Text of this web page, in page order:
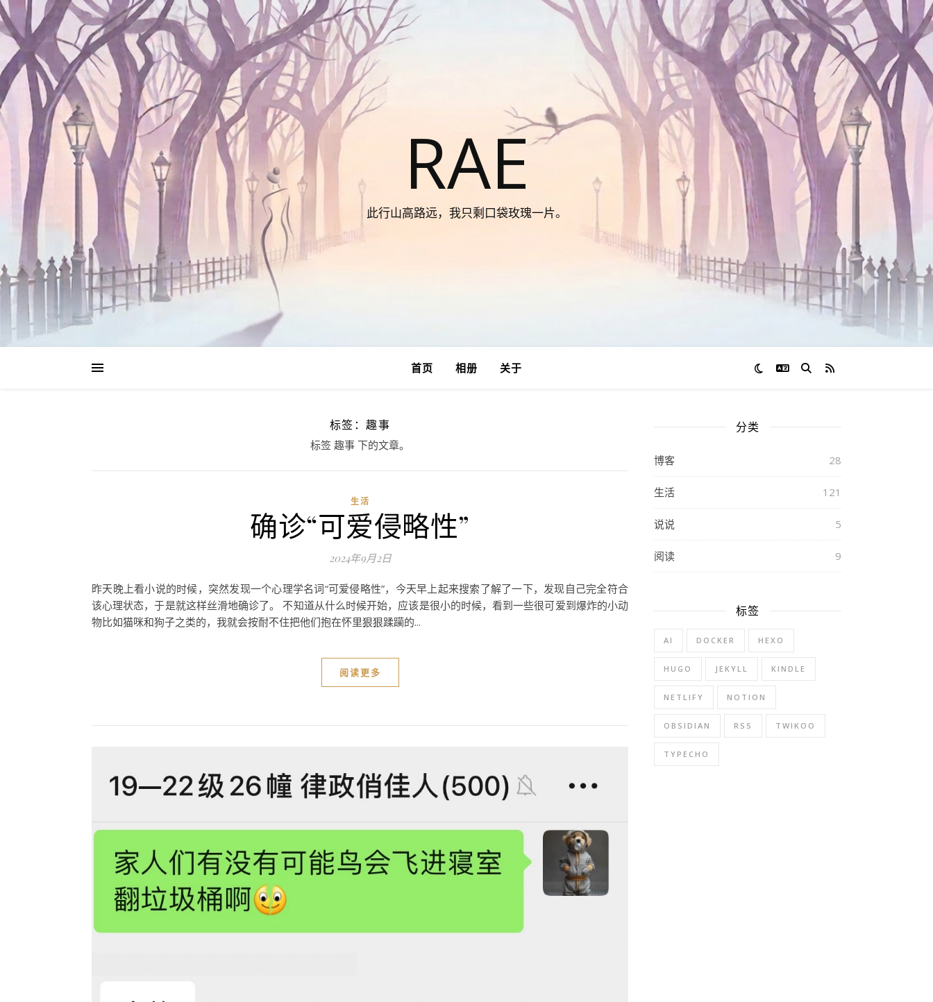
RAE
此行山高路远，我只剩口袋玫瑰一片。
切换语言RSS 订阅
首页 相册 关于
标签：趣事
标签 趣事 下的文章。
生活
确诊“可爱侵略性”
2024年9月2日
昨天晚上看小说的时候，突然发现一个心理学名词“可爱侵略性”，今天早上起来搜索了解了一下，发现自己完全符合
该心理状态，于是就这样丝滑地确诊了。 不知道从什么时候开始，应该是很小的时候，看到一些很可爱到爆炸的小动
物比如猫咪和狗子之类的，我就会按耐不住把他们抱在怀里狠狠蹂躏的...
阅读更多
分类
博客 28
生活 121
说说 5
阅读 9
标签
AI DOCKER HEXO
HUGO JEKYLL KINDLE
NETLIFY NOTION
OBSIDIAN RSS TWIKOO
TYPECHO